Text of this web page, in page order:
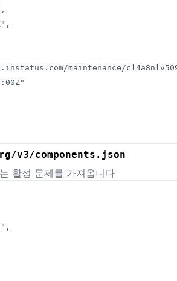
,
,
maintenance/
v3/components.json
활성 문제를 가져옵니다
,